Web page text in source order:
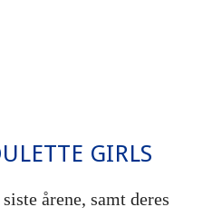
GIRLS
årene, samt deres